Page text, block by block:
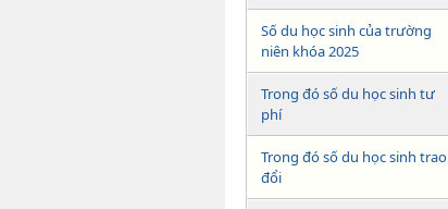
Số du học sinh của trường
niên khóa 2025
Trong đó số du học sinh tư
phí
Trong đó số du học sinh trao
đổi